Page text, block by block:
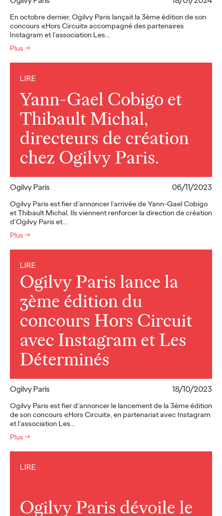
En octobre dernier, Ogilvy Paris lançait la 3ème édition de son
concours «Hors Circuit» accompagné des partenaires
Instagram et l’association Les…
Plus →
LIRE
Yann-Gael Cobigo et
Thibault Michal,
directeurs de création
chez Ogilvy Paris.
Ogilvy Paris 06/11/2023
Ogilvy Paris est fier d’annoncer l’arrivée de Yann-Gael Cobigo
et Thibault Michal. Ils viennent renforcer la direction de création
d’Ogilvy Paris et…
Plus →
LIRE
Ogilvy Paris lance la
3ème édition du
concours Hors Circuit
avec Instagram et Les
Déterminés
Ogilvy Paris 18/10/2023
Ogilvy Paris est fier d’annoncer le lancement de la 3ème édition
de son concours «Hors Circuit», en partenariat avec Instagram
et l’association Les…
Plus →
LIRE
Ogilvy Paris dévoile le